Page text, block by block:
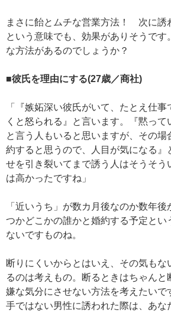
まさに飴とムチな営業方法！ 次に誘
という意味でも、効果がありそうです
な方法があるのでしょうか？
■彼氏を理由にする(27歳／商社)
「『嫉妬深い彼氏がいて、たとえ仕
くと怒られる』と言います。『黙って
と言う人もいると思いますが、その場
約すると思うので、人目が気になる』
せを引き裂いてまで誘う人はそうそう
は高かったですね」
「近いうち」が数カ月後なのか数年
つかどこかの誰かと婚約する予定とい
ないですものね。
断りにくいからとはいえ、その気もな
るのは考えもの。断るときはちゃんと
嫌な気分にさせない方法を考えたいで
手ではない男性に誘われた際は、あな